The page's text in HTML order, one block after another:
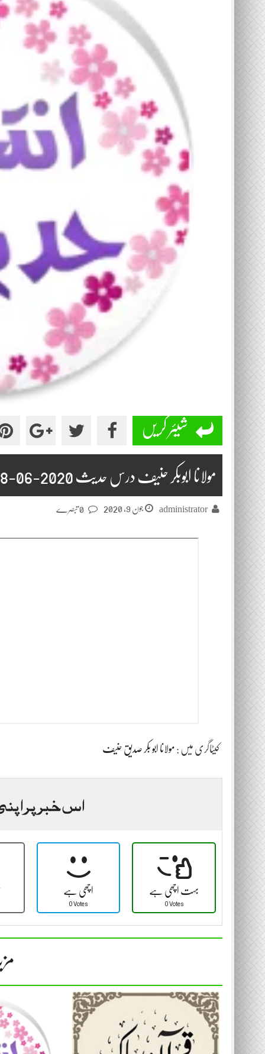
شیئر کریں
مولانا ابوبکر حنیف درس حدیث 2020-06-08
administrator جون 9, 2020
کیٹاگری میں : مولانا ابو بکر صدیق حنیف
اس خبر پر
اچھی ہے
0 Votes
بہت اچھی ہے
0 Votes